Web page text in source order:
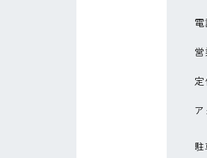
電
営
定
ア